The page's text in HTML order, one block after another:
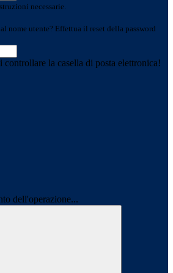
necessarie.
nome utente? Effettua il reset della password
la casella di posta elettronica!
dell'operazione...